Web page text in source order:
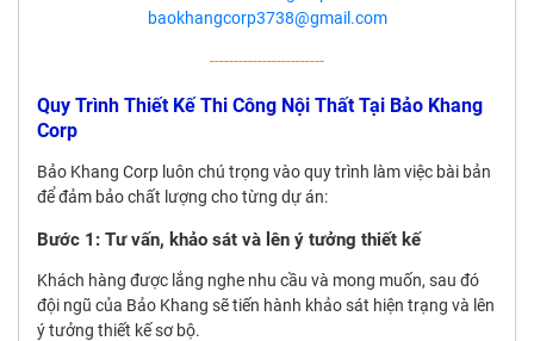
baokhangcorp3738@gmail.com
------------------------
Quy Trình Thiết Kế Thi Công Nội Thất Tại Bảo Khang
Corp
Bảo Khang Corp luôn chú trọng vào quy trình làm việc bài bản
để đảm bảo chất lượng cho từng dự án:
Bước 1: Tư vấn, khảo sát và lên ý tưởng thiết kế
Khách hàng được lắng nghe nhu cầu và mong muốn, sau đó
đội ngũ của Bảo Khang sẽ tiến hành khảo sát hiện trạng và lên
ý tưởng thiết kế sơ bộ.